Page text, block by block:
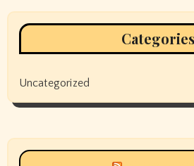
Categories
Uncategorized